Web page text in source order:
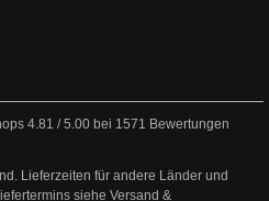
4.81 /5.00 bei 1571 Bewertungen
Lieferzeiten für andere Länder und
siehe Versand &